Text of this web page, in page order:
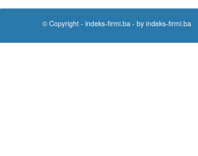
© Copyright - indeks-firmi.ba - by indeks-firmi.ba